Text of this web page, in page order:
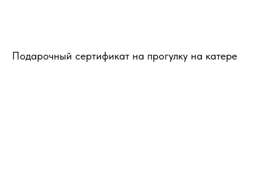
Подарочный сертификат на прогулку на катере